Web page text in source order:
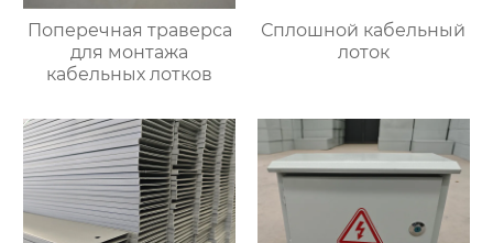
Поперечная траверса
для монтажа
кабельных лотков
Сплошной кабельный
лоток